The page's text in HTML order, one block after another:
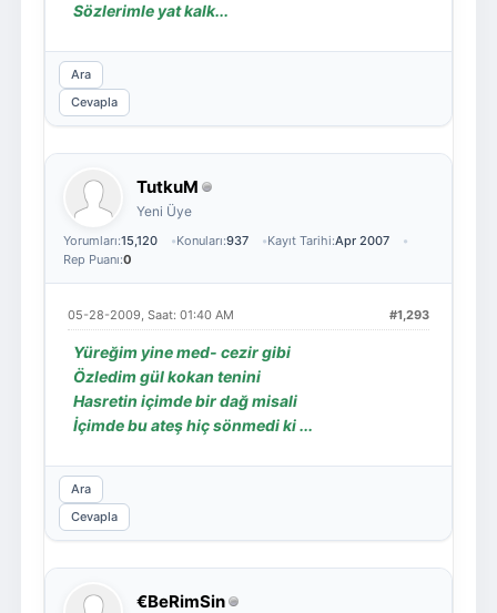
Sözlerimle yat kalk...
Ara
Cevapla
TutkuM
Yeni Üye
Yorumları:15,120 Konuları:937 Kayıt Tarihi:Apr 2007
Rep Puanı:0
#1,293
05-28-2009, Saat: 01:40 AM
Yüreğim yine med- cezir gibi
Özledim gül kokan tenini
Hasretin içimde bir dağ misali
İçimde bu ateş hiç sönmedi ki ...
Ara
Cevapla
€BeRimSin